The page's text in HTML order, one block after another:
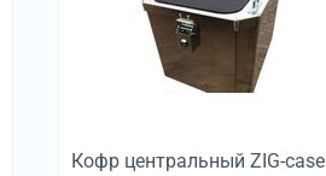
Кофр центральный ZIG-case